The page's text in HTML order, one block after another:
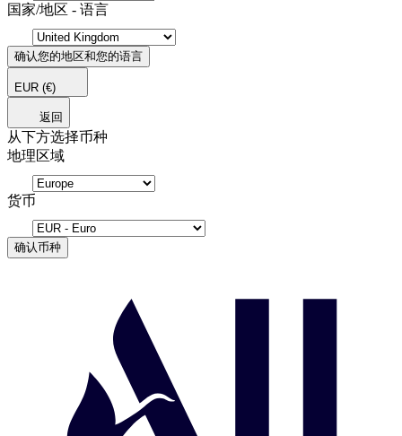
国家/地区 - 语言
确认您的地区和您的语言
EUR (€)
返回
从下方选择币种
地理区域
货币
确认币种